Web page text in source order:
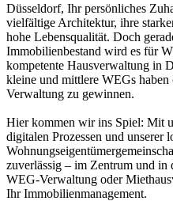
Düsseldorf, Ihr persönliches
vielfältige Architektur, ihre
hohe Lebensqualität. Doch
Immobilienbestand wird es für
kompetente Hausverwaltung in
kleine und mittlere WEGs haben
Verwaltung zu gewinnen.
Hier kommen wir ins Spiel: Mit
digitalen Prozessen und unserer
zuverlässig – im Zentrum und
WEG-Verwaltung oder
Ihr Immobilienmanagement.